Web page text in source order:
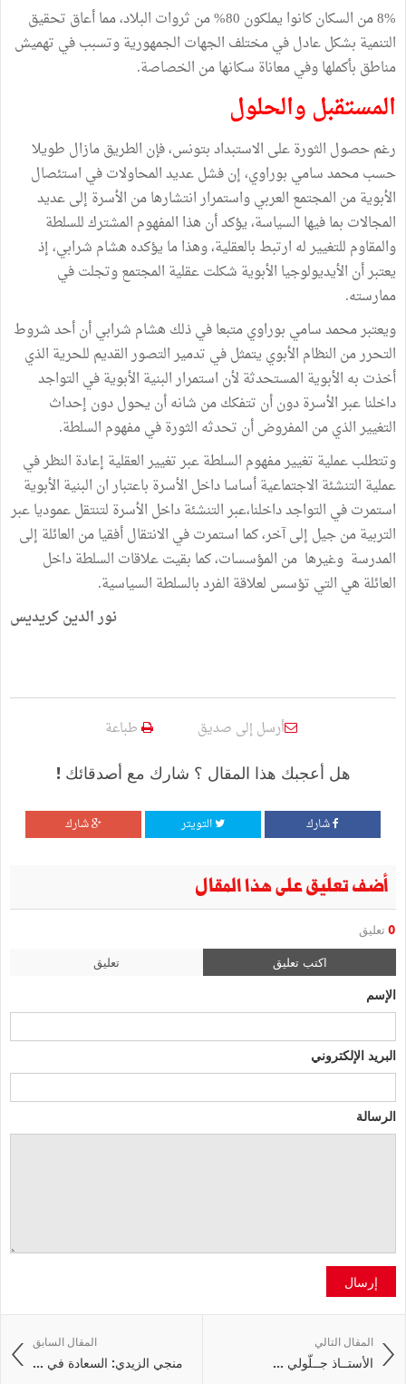
8% من السكان كانوا يملكون 80% من ثروات البلاد، مما أعاق تحقيق
التنمية بشكل عادل في مختلف الجهات الجمهورية وتسبب في تهميش
مناطق بأكملها وفي معاناة سكانها من الخصاصة.
المستقبل والحلول
رغم حصول الثورة على الاستبداد بتونس، فإن الطريق مازال طويلا
حسب محمد سامي بوراوي، إن فشل عديد المحاولات في استئصال
الأبوية من المجتمع العربي واستمرار انتشارها من الأسرة إلى عديد
المجالات بما فيها السياسة، يؤكد أن هذا المفهوم المشترك للسلطة
والمقاوم للتغيير له ارتبط بالعقلية، وهذا ما يؤكده هشام شرابي، إذ
يعتبر أن الأيديولوجيا الأبوية شكلت عقلية المجتمع وتجلت في
ممارسته.
ويعتبر محمد سامي بوراوي متبعا في ذلك هشام شرابي أن أحد شروط
التحرر من النظام الأبوي يتمثل في تدمير التصور القديم للحرية الذي
أخذت به الأبوية المستحدثة لأن استمرار البنية الأبوية في التواجد
داخلنا عبر الأسرة دون أن تتفكك من شانه أن يحول دون إحداث
التغيير الذي من المفروض أن تحدثه الثورة في مفهوم السلطة.
وتتطلب عملية تغيير مفهوم السلطة عبر تغيير العقلية إعادة النظر في
عملية التنشئة الاجتماعية أساسا داخل الأسرة باعتبار ان البنية الأبوية
استمرت في التواجد داخلنا،عبر التنشئة داخل الأسرة لتنتقل عموديا عبر
التربية من جيل إلى آخر، كما استمرت في الانتقال أفقيا من العائلة إلى
المدرسة وغيرها من المؤسسات، كما بقيت علاقات السلطة داخل
العائلة هي التي تؤسس لعلاقة الفرد بالسلطة السياسية.
نور الدين كريديس
أرسل إلى صديق طباعة
هل أعجبك هذا المقال ؟ شارك مع أصدقائك !
شارك التويتر شارك
أضف تعليق على هذا المقال
0 تعليق
اكتب تعليق تعليق
الإسم
البريد الإلكتروني
الرسالة
إرسال
المقال السابق
منجي الزيدي: السعادة في ...
المقال التالي
الأستــاذ جــلّولي ...